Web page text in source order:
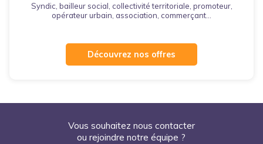
Syndic, bailleur social, collectivité territoriale, promoteur,
opérateur urbain, association, commerçant...
Découvrez nos offres
Vous souhaitez nous contacter
ou rejoindre notre équipe ?